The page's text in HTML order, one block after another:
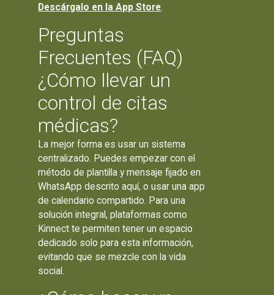
Descárgalo en la App Store.
Preguntas
Frecuentes (FAQ)
¿Cómo llevar un
control de citas
médicas?
La mejor forma es usar un sistema
centralizado. Puedes empezar con el
método de plantilla y mensaje fijado en
WhatsApp descrito aquí, o usar una app
de calendario compartido. Para una
solución integral, plataformas como
Kinnect te permiten tener un espacio
dedicado solo para esta información,
evitando que se mezcle con la vida
social.